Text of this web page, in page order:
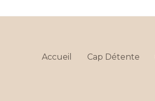
Accueil Cap Détente